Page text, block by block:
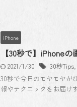
iPhone
【30秒で】iPhone
2021/1/30 30秒Tips
30秒で今日のモヤモヤが
報やテクニックをお届け